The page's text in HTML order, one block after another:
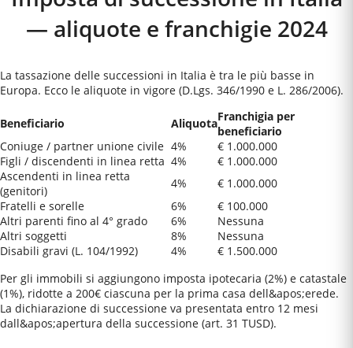
— aliquote e franchigie 2024
La tassazione delle successioni in Italia è tra le più basse in
Europa. Ecco le aliquote in vigore (D.Lgs. 346/1990 e L. 286/2006).
Beneficiario AliquotaFranchigia per
beneficiario
Coniuge / partner unione civile 4%
€ 1.000.000
Figli / discendenti in linea retta 4%
€ 1.000.000
Ascendenti in linea retta
(genitori)
4%
€ 1.000.000
Fratelli e sorelle
6%
€ 100.000
Altri parenti fino al 4° grado
6%
Nessuna
Altri soggetti
8%
Nessuna
Disabili gravi (L. 104/1992)
4%
€ 1.500.000
Per gli immobili si aggiungono imposta ipotecaria (2%) e catastale
(1%), ridotte a 200€ ciascuna per la prima casa dell&apos;erede.
La dichiarazione di successione va presentata entro 12 mesi
dall&apos;apertura della successione (art. 31 TUSD).